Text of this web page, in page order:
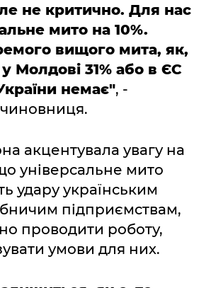
не критично. Для нас
мито на 10%.
вищого мита, як,
Молдові 31% або в ЄС
немає", -
акцентувала увагу на
універсальне мито
удару українським
підприємствам,
проводити роботу,
умови для них.